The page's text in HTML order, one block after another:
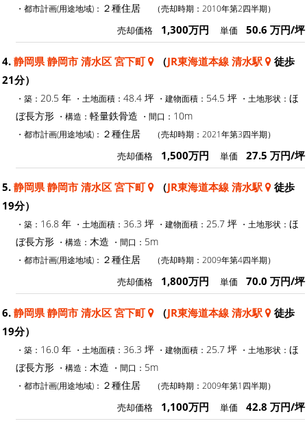
・都市計画(用途地域)： ２種住居 （売却時期：2010年第2四半期）
売却価格 1,300万円 単価 50.6 万円/坪
4. 静岡県 静岡市 清水区 宮下町 （JR東海道本線 清水駅
徒歩
21分）
・築： 20.5 年 ・土地面積： 48.4 坪 ・建物面積： 54.5 坪 ・土地形状： ほ
ぼ長方形 ・構造： 軽量鉄骨造 ・間口： 10m
・都市計画(用途地域)： ２種住居 （売却時期：2021年第3四半期）
売却価格 1,500万円 単価 27.5 万円/坪
5. 静岡県 静岡市 清水区 宮下町 （JR東海道本線 清水駅
徒歩
19分）
・築： 16.8 年 ・土地面積： 36.3 坪 ・建物面積： 25.7 坪 ・土地形状： ほ
ぼ長方形 ・構造： 木造 ・間口： 5m
・都市計画(用途地域)： ２種住居 （売却時期：2009年第4四半期）
売却価格 1,800万円 単価 70.0 万円/坪
6. 静岡県 静岡市 清水区 宮下町 （JR東海道本線 清水駅
徒歩
19分）
・築： 16.0 年 ・土地面積： 36.3 坪 ・建物面積： 25.7 坪 ・土地形状： ほ
ぼ長方形 ・構造： 木造 ・間口： 5m
・都市計画(用途地域)： ２種住居 （売却時期：2009年第1四半期）
売却価格 1,100万円 単価 42.8 万円/坪